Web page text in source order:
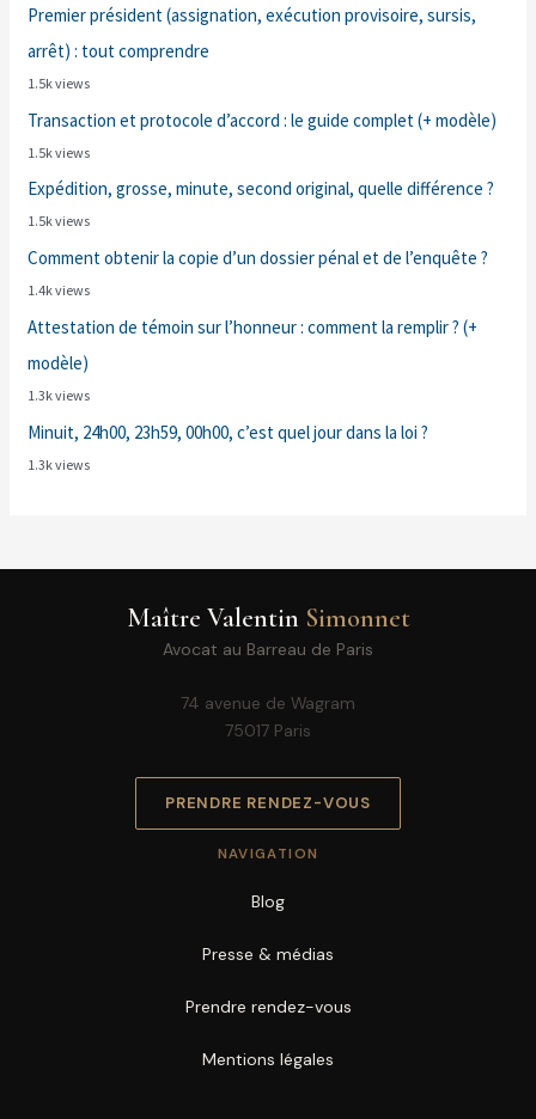
Premier président (assignation, exécution provisoire, sursis,
arrêt) : tout comprendre
1.5k views
Transaction et protocole d’accord : le guide complet (+ modèle)
1.5k views
Expédition, grosse, minute, second original, quelle différence ?
1.5k views
Comment obtenir la copie d’un dossier pénal et de l’enquête ?
1.4k views
Attestation de témoin sur l’honneur : comment la remplir ? (+
modèle)
1.3k views
Minuit, 24h00, 23h59, 00h00, c’est quel jour dans la loi ?
1.3k views
Maître Valentin Simonnet
Avocat au Barreau de Paris
74 avenue de Wagram
75017 Paris
PRENDRE RENDEZ-VOUS
NAVIGATION
Blog
Presse & médias
Prendre rendez-vous
Mentions légales